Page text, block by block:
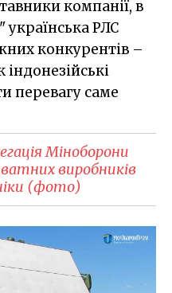
компанії, в
українська РЛС
конкурентів –
перевагу саме
Міноборони
виробників
(фото)